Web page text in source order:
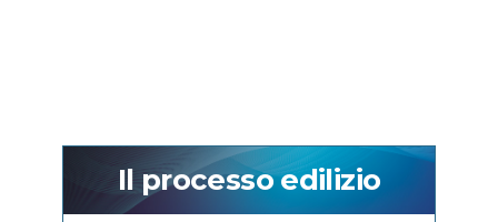
Il processo edilizio